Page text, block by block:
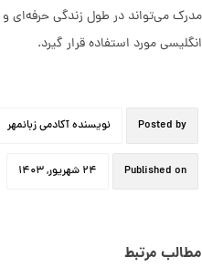
مدرک می‌تواند در طول زندگی حرفه‌ای و
انگلیسی مورد استفاده قرار گیرد.
Posted by نویسنده آکادمی زبانمهر
Published on ۲۴ شهریور, ۱۴۰۳
مطالب مرتبط